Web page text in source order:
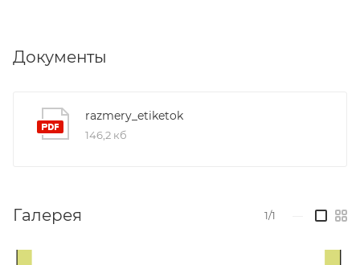
Документы
razmery_etiketok
146,2 кб
Галерея 1/1